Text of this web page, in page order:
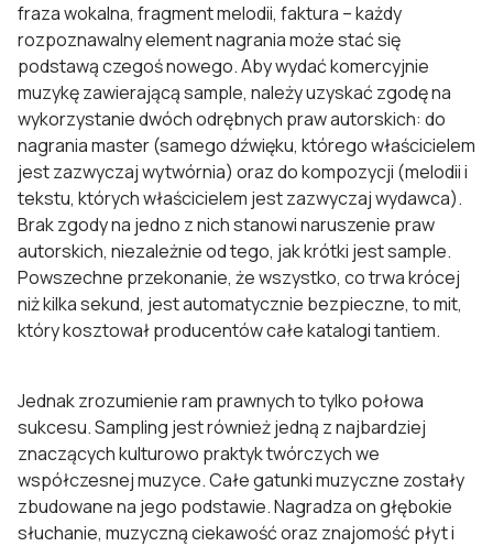
fraza wokalna, fragment melodii, faktura – każdy
rozpoznawalny element nagrania może stać się
podstawą czegoś nowego. Aby wydać komercyjnie
muzykę zawierającą sample, należy uzyskać zgodę na
wykorzystanie dwóch odrębnych praw autorskich: do
nagrania master (samego dźwięku, którego właścicielem
jest zazwyczaj wytwórnia) oraz do kompozycji (melodii i
tekstu, których właścicielem jest zazwyczaj wydawca).
Brak zgody na jedno z nich stanowi naruszenie praw
autorskich, niezależnie od tego, jak krótki jest sample.
Powszechne przekonanie, że wszystko, co trwa krócej
niż kilka sekund, jest automatycznie bezpieczne, to mit,
który kosztował producentów całe katalogi tantiem.
Jednak zrozumienie ram prawnych to tylko połowa
sukcesu. Sampling jest również jedną z najbardziej
znaczących kulturowo praktyk twórczych we
współczesnej muzyce. Całe gatunki muzyczne zostały
zbudowane na jego podstawie. Nagradza on głębokie
słuchanie, muzyczną ciekawość oraz znajomość płyt i